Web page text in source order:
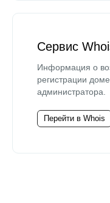
Сервис
Информация о
регистрации
администратора.
Перейти в Whois